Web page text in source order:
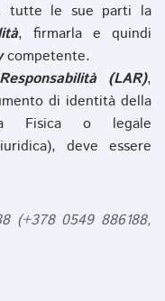
tutte le sue parti la
, firmarla e quindi
competente.
(LAR),
di identità della
Fisica o legale
deve essere
(+378 0549 886188,